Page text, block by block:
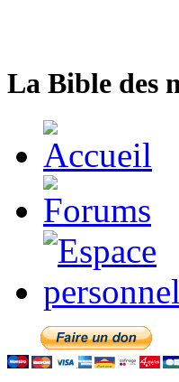
La Bible des